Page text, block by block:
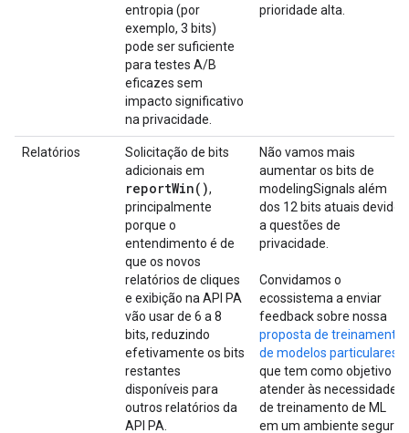
entropia (por
exemplo, 3 bits)
pode ser suficiente
para testes A/B
eficazes sem
impacto significativo
na privacidade.
prioridade alta.
Relatórios
Solicitação de bits
adicionais em
reportWin( ),
principalmente
porque o
entendimento é de
que os novos
relatórios de cliques
e exibição na API PA
vão usar de 6 a 8
bits, reduzindo
efetivamente os bits
restantes
disponíveis para
outros relatórios da
API PA.
Não vamos mais
aumentar os bits de
modelingSignals além
dos 12 bits atuais devido
a questões de
privacidade.
Convidamos o
ecossistema a enviar
feedback sobre nossa
proposta de treinamento
de modelos particulares
que tem como objetivo
atender às necessidades
de treinamento de ML
em um ambiente seguro